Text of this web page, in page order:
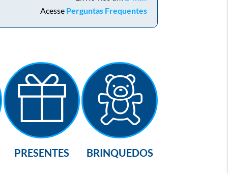
Acesse Perguntas Frequentes
PRESENTES BRINQUEDOS